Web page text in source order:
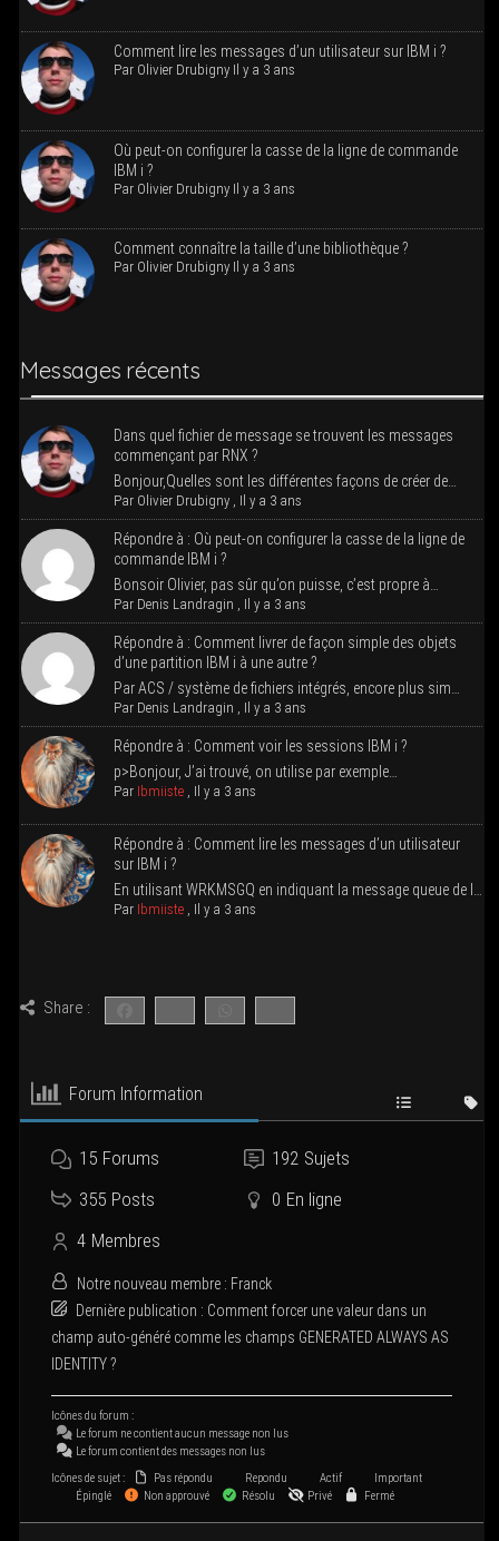
Com­ment lire les mes­sages d’un uti­li­sa­teur sur IBM i ?
Par Oli­vier Dru­bi­gny Il y a 3 ans
Où peut-on confi­gu­rer la casse de la ligne de com­mande
IBM i ?
Par Oli­vier Dru­bi­gny Il y a 3 ans
Com­ment connaître la taille d’une bibliothèque ?
Par Oli­vier Dru­bi­gny Il y a 3 ans
Mes­sages récents
Dans quel fichier de mes­sage se trouvent les mes­sages
com­men­çant par RNX ?
Bonjour,Quelles sont les dif­fé­rentes façons de créer de…
Par Oli­vier Dru­bi­gny, Il y a 3 ans
Répondre à : Où peut-on confi­gu­rer la casse de la ligne de
com­mande IBM i ?
Bon­soir Oli­vier, pas sûr qu’on puisse, c’est propre à…
Par Denis Lan­dra­gin Il y a 3 ans
Répondre à : Com­ment livrer de façon simple des objets
d’une par­ti­tion IBM i à une autre ?
Par ACS / sys­tème de fichiers inté­grés, encore plus sim…
Par Denis Lan­dra­gin Il y a 3 ans
Répondre à : Com­ment voir les ses­sions IBM i ?
p>Bonjour, J’ai trou­vé, on uti­lise par exemple…
Par Ibmiiste, Il y a 3 ans
Répondre à : Com­ment lire les mes­sages d’un uti­li­sa­teur
sur IBM i ?
En uti­li­sant WRKMSGQ en indi­quant la mes­sage queue de l…
Par Ibmiiste, Il y a 3 ans
Share :
Forum Infor­ma­tion
15 Forums 192 Sujets
355 Posts 0 En ligne
4 Membres
Notre nou­veau membre : Franck
Der­nière publi­ca­tion : Com­ment for­cer une valeur dans un
champ auto-géné­ré comme les champs GENERATED ALWAYS AS
IDENTITY ?
Icônes du forum :
Le forum ne contient aucun mes­sage non lus
Le forum contient des mes­sages non lus
Icônes de sujet :
Pas répondu Repondu Actif
Important
Épinglé
Non approuvé Résolu Privé Fermé